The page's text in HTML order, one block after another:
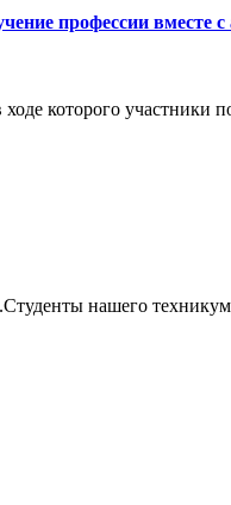
профессии вместе с
которого
нашего